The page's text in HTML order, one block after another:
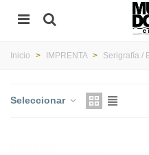
Inicio > IMPRENTA > Serigrafía /
Seleccionar